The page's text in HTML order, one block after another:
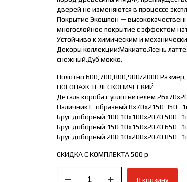
дверей не изменяются в процессе
Покрытие Экошпон —
многослойное покрытие с эффектом
Устойчиво к химическим и
Декоры коллекции:Макиато.Ясень
снежный.Дуб мокко.
Полотно 600,700,800,900/2000
ПОГОНАЖ ТЕЛЕСКОПИЧЕСКИЙ
Деталь короба с уплотнителем
Наличник L-образный 8х70х2150 350 -
Брус доборный 100 10х100х2070 500 -
Брус доборный 150 10х150х2070 650 -
Брус доборный 200 10х200х2070 850 -
СКИДКА С КОМПЛЕКТА 500 р
В корзину